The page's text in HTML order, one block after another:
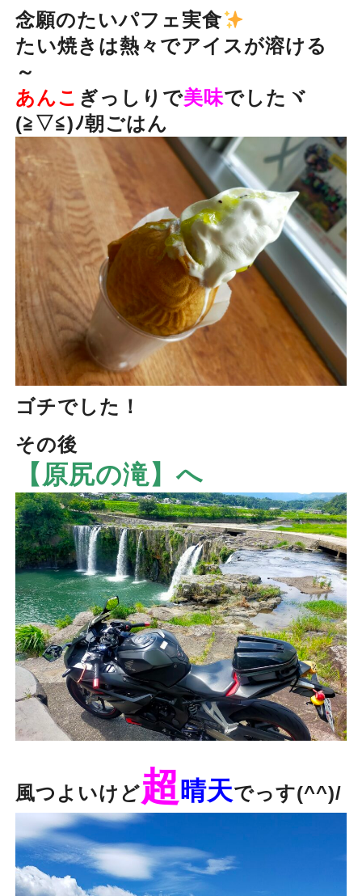
念願のたいパフェ実食
たい焼きは熱々でアイスが溶ける
～
あんこ ぎっしりで美味でしたヾ
(≧▽≦)ﾉ朝ごはん
ゴチでした！
その後
【原尻の滝】へ
風つよいけど超 晴天でっす(^^)/